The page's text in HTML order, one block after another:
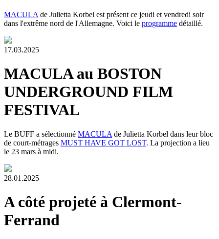
MACULA de Julietta Korbel est présent ce jeudi et vendredi soir
dans l'extrême nord de l'Allemagne. Voici le programme détaillé.
17.03.2025
MACULA au BOSTON
UNDERGROUND FILM
FESTIVAL
Le BUFF a sélectionné MACULA de Julietta Korbel dans leur bloc
de court-métrages MUST HAVE GOT LOST. La projection a lieu
le 23 mars à midi.
28.01.2025
A côté projeté à Clermont-
Ferrand